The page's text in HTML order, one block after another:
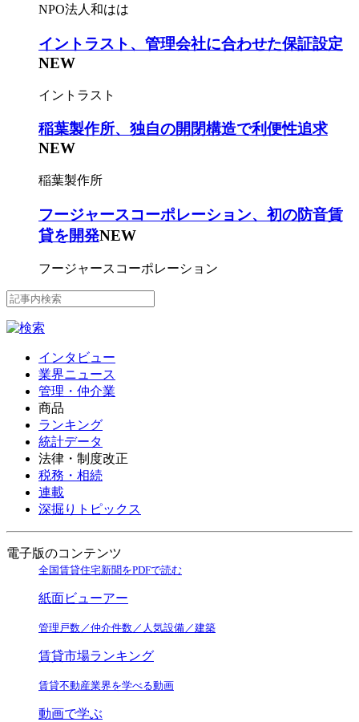
NPO法人和はは
イントラスト、管理会社に合わせた保証設定
NEW
イントラスト
稲葉製作所、独自の開閉構造で利便性追求
NEW
稲葉製作所
フージャースコーポレーション、初の防音賃
貸を開発NEW
フージャースコーポレーション
インタビュー
業界ニュース
管理・仲介業
商品
ランキング
統計データ
法律・制度改正
税務・相続
連載
深掘りトピックス
電子版のコンテンツ
全国賃貸住宅新聞をPDFで読む
紙面ビューアー
管理戸数／仲介件数／人気設備／建築
賃貸市場ランキング
賃貸不動産業界を学べる動画
動画で学ぶ